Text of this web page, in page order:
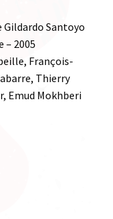
Gildardo Santoyo
– 2005
François-
Thierry
Emud Mokhberi